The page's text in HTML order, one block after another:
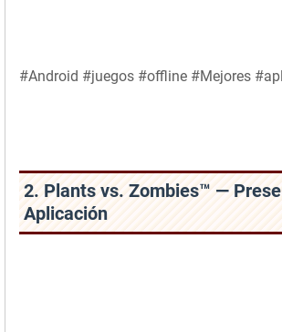
#Android #juegos #offline #Mejores
2. Plants vs. Zombies™ —
Aplicación